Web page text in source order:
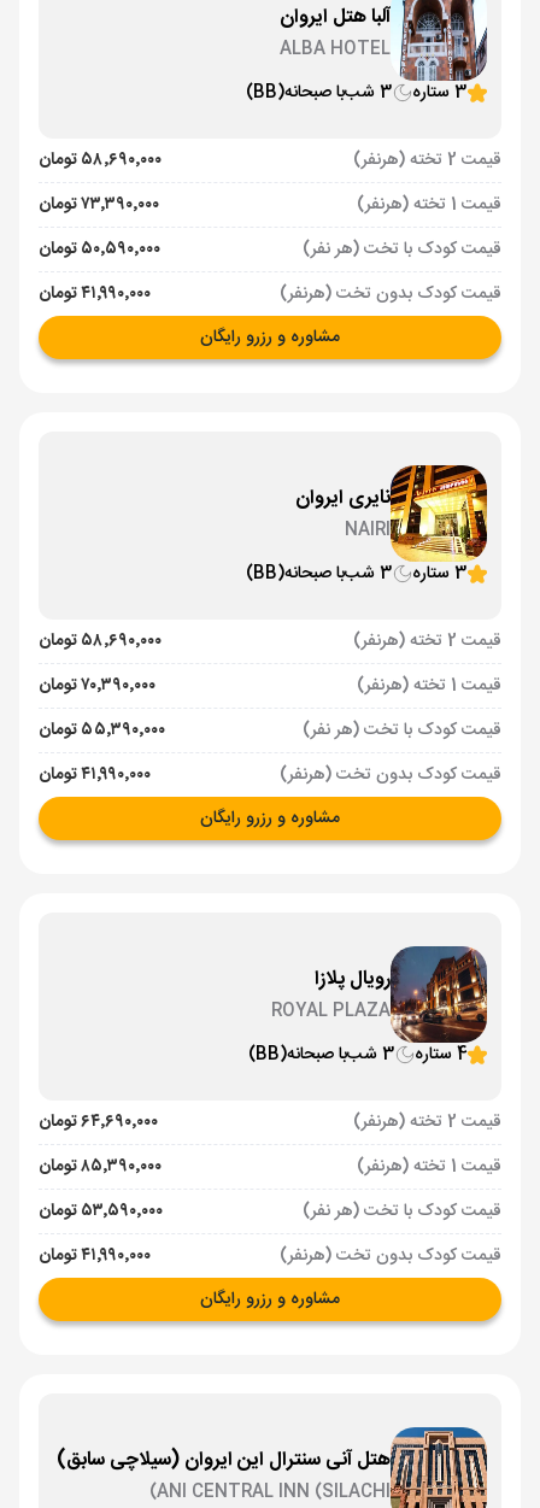
آلبا هتل ایروان
ALBA HOTEL
3 ستاره
3 شب با صبحانه(BB)
قیمت 2 تخته (هرنفر)
۵۸٬۶۹۰٬۰۰۰ تومان
قیمت 1 تخته (هرنفر)
۷۳٬۳۹۰٬۰۰۰ تومان
قیمت کودک با تخت (هر نفر)
۵۰٬۵۹۰٬۰۰۰ تومان
قیمت کودک بدون تخت (هرنفر)
۴۱٬۹۹۰٬۰۰۰ تومان
مشاوره و رزرو رایگان
نایری ایروان
NAIRI
3 ستاره
3 شب با صبحانه(BB)
قیمت 2 تخته (هرنفر)
۵۸٬۶۹۰٬۰۰۰ تومان
قیمت 1 تخته (هرنفر)
۷۰٬۳۹۰٬۰۰۰ تومان
قیمت کودک با تخت (هر نفر)
۵۵٬۳۹۰٬۰۰۰ تومان
قیمت کودک بدون تخت (هرنفر)
۴۱٬۹۹۰٬۰۰۰ تومان
مشاوره و رزرو رایگان
رویال پلازا
ROYAL PLAZA
4 ستاره
3 شب با صبحانه(BB)
قیمت 2 تخته (هرنفر)
۶۴٬۶۹۰٬۰۰۰ تومان
قیمت 1 تخته (هرنفر)
۸۵٬۳۹۰٬۰۰۰ تومان
قیمت کودک با تخت (هر نفر)
۵۳٬۵۹۰٬۰۰۰ تومان
قیمت کودک بدون تخت (هرنفر)
۴۱٬۹۹۰٬۰۰۰ تومان
مشاوره و رزرو رایگان
هتل آنی سنترال این ایروان (سیلاچی سابق)
ANI CENTRAL INN (SILACHI)